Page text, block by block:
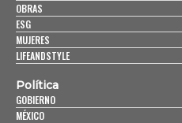
OBRAS
ESG
MUJERES
LIFEANDSTYLE
Política
GOBIERNO
MÉXICO